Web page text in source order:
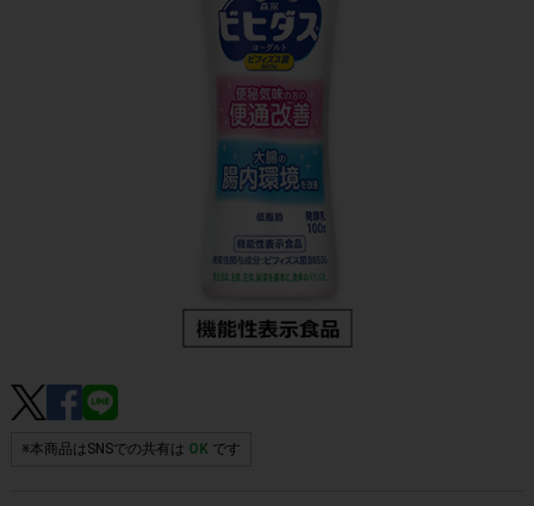
※本商品はSNSでの共有は OKです